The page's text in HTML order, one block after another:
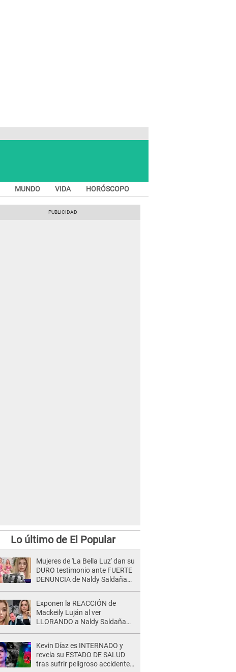
MUNDO VIDA HORÓSCOPO
Lo último de El Popular
Mujeres de 'La Bella Luz' dan su
DURO testimonio ante FUERTE
DENUNCIA de Naldy Saldaña
acusación de apañamiento..."
Exponen la REACCIÓN de
Mackeily Luján al ver
LLORANDO a Naldy Saldaña
Kevin Díaz es INTERNADO y
revela su ESTADO DE SALUD
tras sufrir peligroso accidente